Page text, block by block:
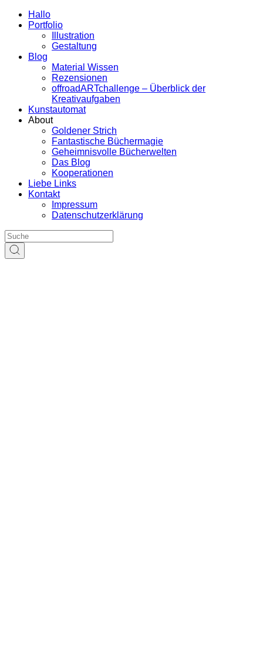
Hallo
Portfolio
Illustration
Gestaltung
Blog
Material Wissen
Rezensionen
offroadARTchallenge – Überblick der
Kreativaufgaben
Kunstautomat
About
Goldener Strich
Fantastische Büchermagie
Geheimnisvolle Bücherwelten
Das Blog
Kooperationen
Liebe Links
Kontakt
Impressum
Datenschutzerklärung